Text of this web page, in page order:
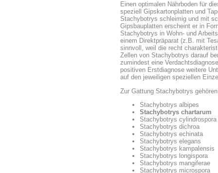
Einen optimalen Nährboden für
speziell Gipskartonplatten und
Stachybotrys schleimig und mit
Gipsbauplatten erscheint er in
Stachybotrys in Wohn- und
einem Direktpräparat (z.B. mit
sinnvoll, weil die recht
Zellen von Stachybotrys darauf
zumindest eine
positiven Erstdiagnose weitere
auf den jeweiligen speziellen
Zur Gattung Stachybotrys
Stachybotrys albipes
Stachybotrys chartarum
Stachybotrys cylindrospora
Stachybotrys dichroa
Stachybotrys echinata
Stachybotrys elegans
Stachybotrys kampalensis
Stachybotrys longispora
Stachybotrys mangiferae
Stachybotrys microspora